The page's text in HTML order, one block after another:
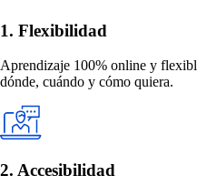
1. Flexibilidad
Aprendizaje 100% online y
dónde, cuándo y cómo quiera.
2. Accesibilidad